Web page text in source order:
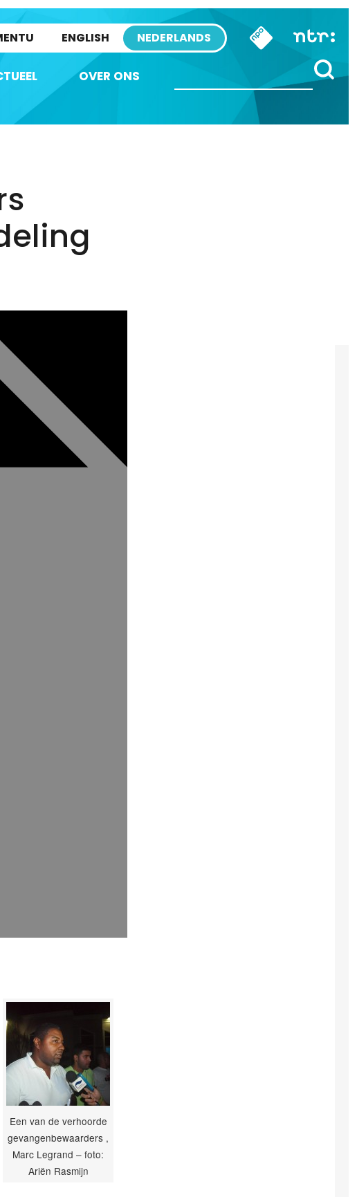
ENGLISH NEDERLANDS
OVER ONS
Een van de verhoorde
gevangenbewaarders ,
Marc Legrand – foto:
Ariën Rasmijn